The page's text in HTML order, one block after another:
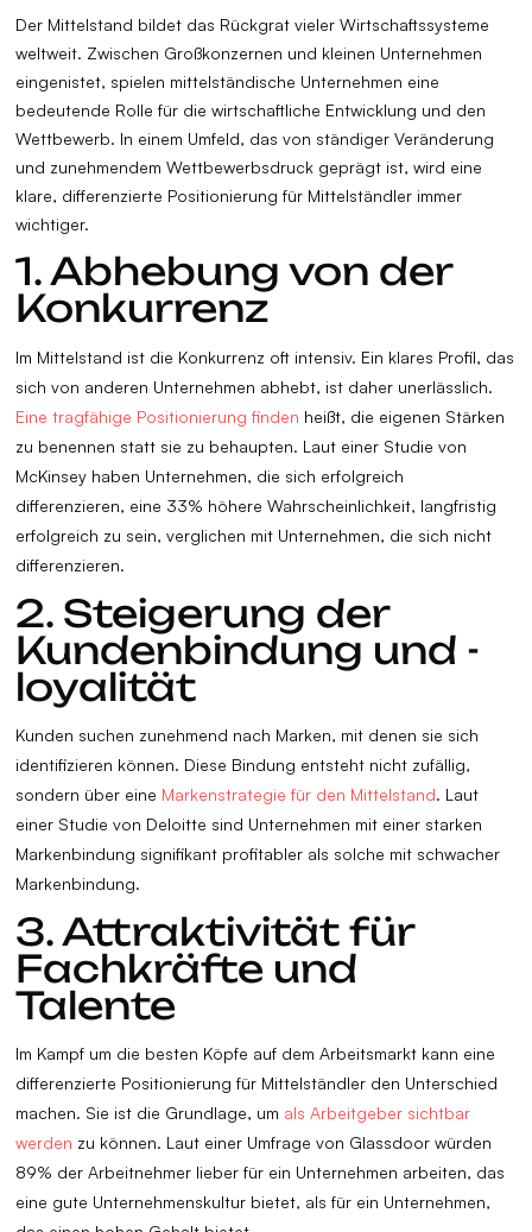
Der Mittelstand bildet das Rückgrat vieler Wirtschaftssysteme
weltweit. Zwischen Großkonzernen und kleinen Unternehmen
eingenistet, spielen mittelständische Unternehmen eine
bedeutende Rolle für die wirtschaftliche Entwicklung und den
Wettbewerb. In einem Umfeld, das von ständiger Veränderung
und zunehmendem Wettbewerbsdruck geprägt ist, wird eine
klare, differenzierte Positionierung für Mittelständler immer
wichtiger.
1. Abhebung von der
Konkurrenz
Im Mittelstand ist die Konkurrenz oft intensiv. Ein klares Profil, das
sich von anderen Unternehmen abhebt, ist daher unerlässlich.
Eine tragfähige Positionierung finden heißt, die eigenen Stärken
zu benennen statt sie zu behaupten. Laut einer Studie von
McKinsey haben Unternehmen, die sich erfolgreich
differenzieren, eine 33% höhere Wahrscheinlichkeit, langfristig
erfolgreich zu sein, verglichen mit Unternehmen, die sich nicht
differenzieren.
2. Steigerung der
Kundenbindung und -
loyalität
Kunden suchen zunehmend nach Marken, mit denen sie sich
identifizieren können. Diese Bindung entsteht nicht zufällig,
sondern über eine Markenstrategie für den Mittelstand. Laut
einer Studie von Deloitte sind Unternehmen mit einer starken
Markenbindung signifikant profitabler als solche mit schwacher
Markenbindung.
3. Attraktivität für
Fachkräfte und
Talente
Im Kampf um die besten Köpfe auf dem Arbeitsmarkt kann eine
differenzierte Positionierung für Mittelständler den Unterschied
machen. Sie ist die Grundlage, um als Arbeitgeber sichtbar
werden zu können. Laut einer Umfrage von Glassdoor würden
89% der Arbeitnehmer lieber für ein Unternehmen arbeiten, das
eine gute Unternehmenskultur bietet, als für ein Unternehmen,